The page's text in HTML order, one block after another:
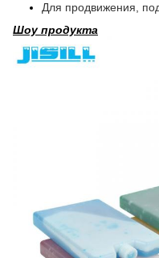
Для продвижения,
Шоу продукта